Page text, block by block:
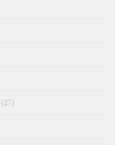
(27)